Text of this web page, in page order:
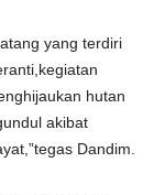
yang terdiri
hutan
akibat
Dandim.